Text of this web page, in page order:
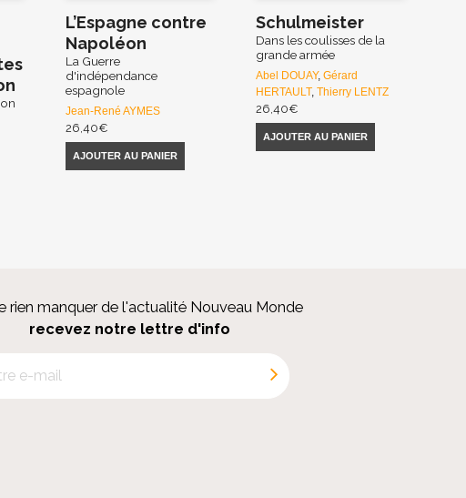
L’Espagne contre
Napoléon
La Guerre
d'indépendance
espagnole
Jean-René AYMES
26,40€
AJOUTER AU PANIER
Schulmeister
Dans les coulisses de la
grande armée
Abel DOUAY,Gérard
HERTAULT,Thierry LENTZ
26,40€
AJOUTER AU PANIER
rien manquer de l'actualité Nouveau Monde
recevez notre lettre d'info